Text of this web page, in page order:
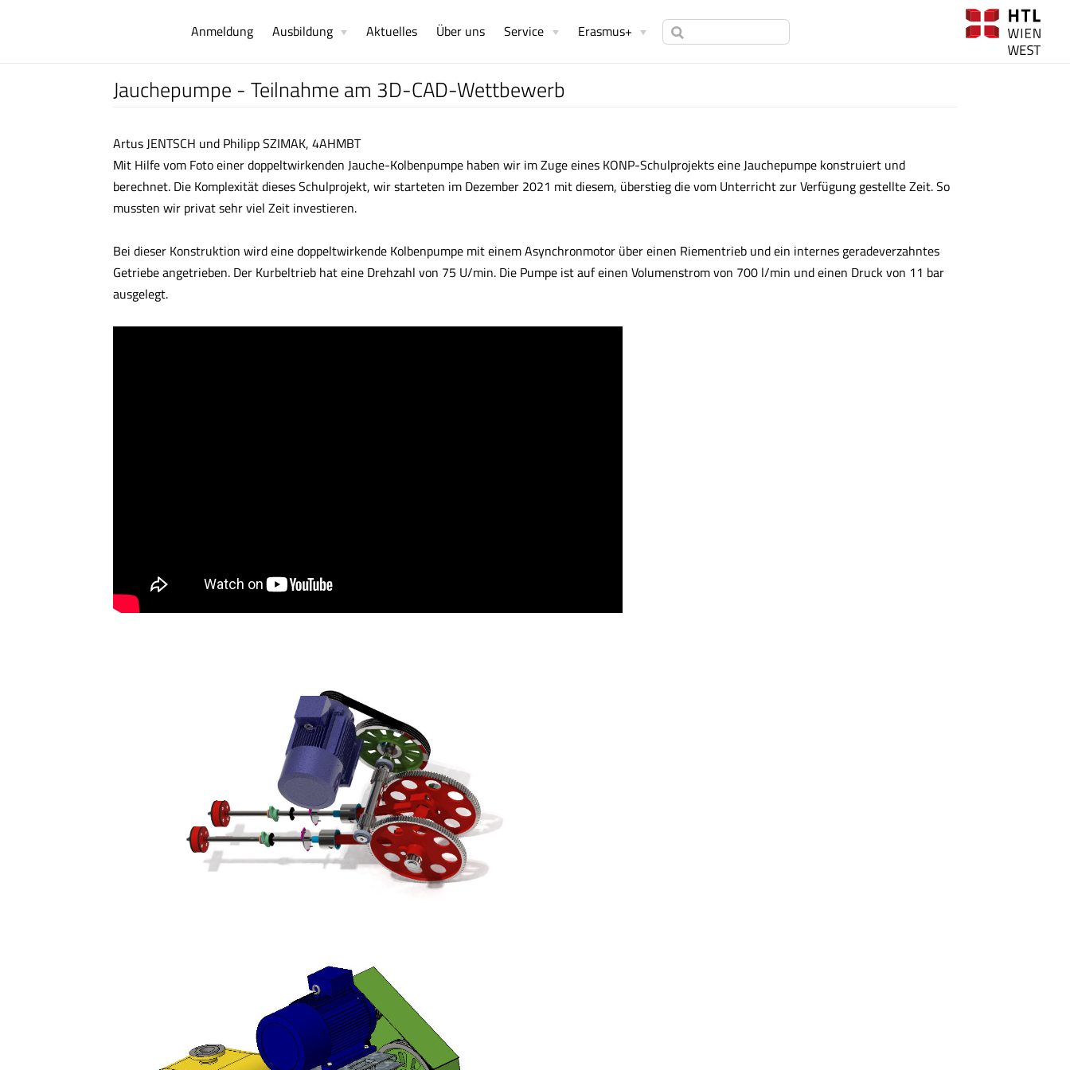
Anmeldung Ausbildung Aktuelles Über uns Service Erasmus+
Jauchepumpe - Teilnahme am 3D-CAD-Wettbewerb
Artus JENTSCH und Philipp SZIMAK, 4AHMBT
Mit Hilfe vom Foto einer doppeltwirkenden Jauche-Kolbenpumpe haben wir im Zuge eines KONP-Schulprojekts eine Jauchepumpe konstruiert und
berechnet. Die Komplexität dieses Schulprojekt, wir starteten im Dezember 2021 mit diesem, überstieg die vom Unterricht zur Verfügung gestellte Zeit. So
mussten wir privat sehr viel Zeit investieren.
Bei dieser Konstruktion wird eine doppeltwirkende Kolbenpumpe mit einem Asynchronmotor über einen Riementrieb und ein internes geradeverzahntes
Getriebe angetrieben. Der Kurbeltrieb hat eine Drehzahl von 75 U/min. Die Pumpe ist auf einen Volumenstrom von 700 l/min und einen Druck von 11 bar
ausgelegt.